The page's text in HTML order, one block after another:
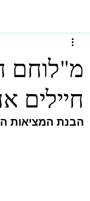
מ"לוחם
חיילים
הבנת המציאות